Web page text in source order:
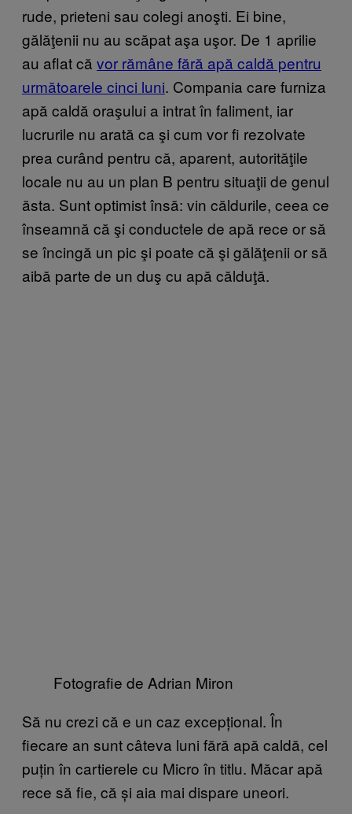
rude, prieteni sau colegi anoşti. Ei bine,
gălăţenii nu au scăpat aşa uşor. De 1 aprilie
au aflat că vor rămâne fără apă caldă pentru
următoarele cinci luni. Compania care furniza
apă caldă oraşului a intrat în faliment, iar
lucrurile nu arată ca şi cum vor fi rezolvate
prea curând pentru că, aparent, autorităţile
locale nu au un plan B pentru situaţii de genul
ăsta. Sunt optimist însă: vin căldurile, ceea ce
înseamnă că şi conductele de apă rece or să
se încingă un pic şi poate că şi gălăţenii or să
aibă parte de un duş cu apă călduţă.
Fotografie de Adrian Miron
Să nu crezi că e un caz excepțional. În
fiecare an sunt câteva luni fără apă caldă, cel
puțin în cartierele cu Micro în titlu. Măcar apă
rece să fie, că și aia mai dispare uneori.